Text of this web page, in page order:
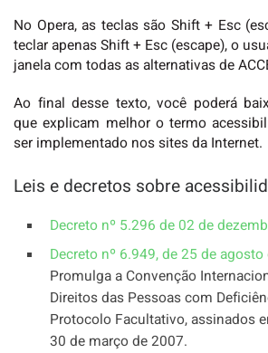
No Opera, as teclas são Shift + Esc
teclar apenas Shift + Esc (escape), o
janela com todas as alternativas de
Ao final desse texto, você poderá
que explicam melhor o termo
ser implementado nos sites da Internet.
Leis e decretos sobre
Decreto nº 5.296 de 02 de
Decreto nº 6.949, de 25 de
Promulga a Convenção
Direitos das Pessoas com
Protocolo Facultativo, assinados
30 de março de 2007.